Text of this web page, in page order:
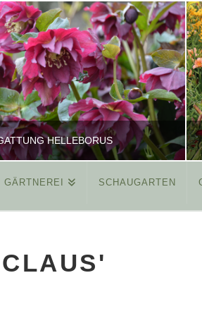
HELLEBORUS
REINHARD
MÄRZ 26, 2015
GÄRTNEREI SCHAUGARTEN